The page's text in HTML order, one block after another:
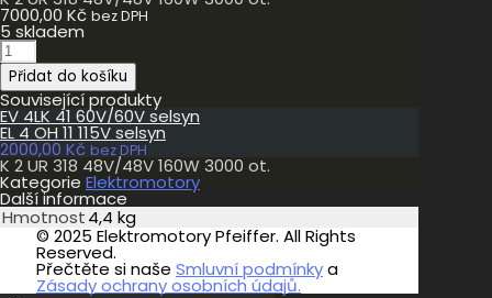
7000,00 Kč bez DPH
5 skladem
K
2
UR
318
48V/48V
160W
3000
ot.
množství
Přidat do košíku
Související produkty
EV 4LK 41 60V/60V selsyn
EL 4 OH 11 115V selsyn
2000,00 Kč bez DPH
K 2 UR 318 48V/48V 160W 3000 ot.
Kategorie Elektromotory
Další informace
Hmotnost4,4 kg
© 2025 Elektromotory Pfeiffer. All Rights
Reserved.
Přečtěte si naše Smluvní podmínkya
Zásady ochrany osobních údajů.